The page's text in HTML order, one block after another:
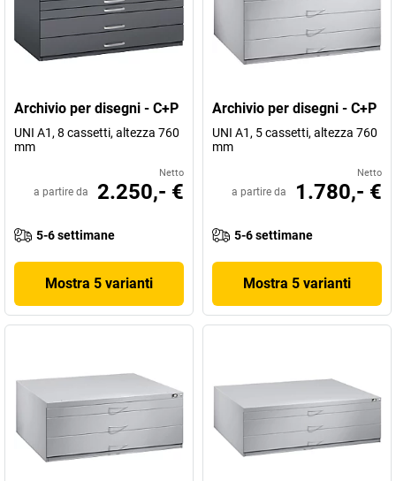
Archivio per disegni - C+P
UNI A1, 8 cassetti, altezza 760
mm
Netto
a partire da 2.250,- €
5-6 settimane
Mostra 5 varianti
Archivio per disegni - C+P
UNI A1, 5 cassetti, altezza 760
mm
Netto
a partire da 1.780,- €
5-6 settimane
Mostra 5 varianti